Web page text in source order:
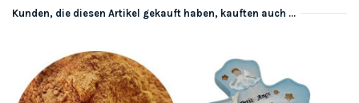
Kunden, die diesen Artikel gekauft haben, kauften auch ...